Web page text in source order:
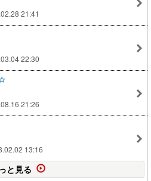
21:41
22:30
21:26
13:16
と見る